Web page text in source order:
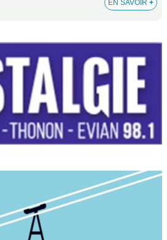
EN SAVOIR +